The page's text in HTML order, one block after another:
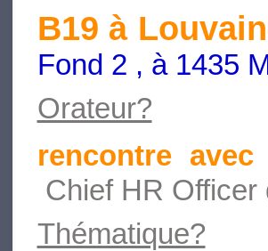
B19 à
Fond 2 , à 1435
Orateur?
rencontre
Chief HR Officer
Thématique?